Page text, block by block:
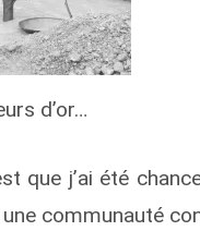
d’or…
que j’ai été
communauté